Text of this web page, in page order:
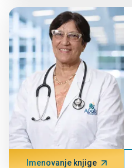
Imenovanje knjige